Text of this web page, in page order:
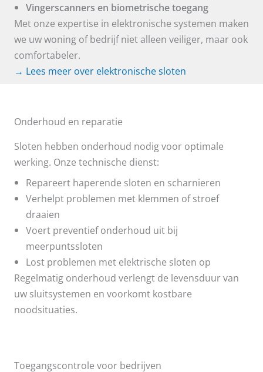
Vingerscanners en biometrische toegang
Met onze expertise in elektronische systemen maken
we uw woning of bedrijf niet alleen veiliger, maar ook
comfortabeler.
→ Lees meer over elektronische sloten
Onderhoud en reparatie
Sloten hebben onderhoud nodig voor optimale
werking. Onze technische dienst:
Repareert haperende sloten en scharnieren
Verhelpt problemen met klemmen of stroef
draaien
Voert preventief onderhoud uit bij
meerpuntssloten
Lost problemen met elektrische sloten op
Regelmatig onderhoud verlengt de levensduur van
uw sluitsystemen en voorkomt kostbare
noodsituaties.
Toegangscontrole voor bedrijven